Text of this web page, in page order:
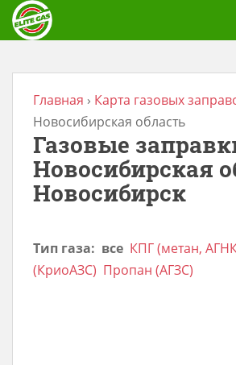
Главная › Карта газовых
Новосибирская область
Газовые
Новосибирская
Новосибирск
Тип газа: все КПГ (метан,
(КриоАЗС) Пропан (АГЗС)